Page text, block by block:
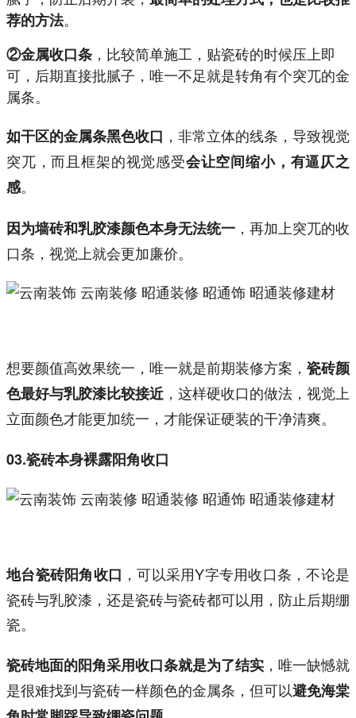
荐的方法。
②金属收口条 ，比较简单施工，贴瓷砖的时候压上即
可，后期直接批腻子，唯一不足就是转角有个突兀的金
属条。
如干区的金属条黑色收口 ，非常立体的线条，导致视觉
突兀，而且框架的视觉感受会让空间缩小，有逼仄之
感。
因为墙砖和乳胶漆颜色本身无法统一 ，再加上突兀的收
口条，视觉上就会更加廉价。
想要颜值高效果统一，唯一就是前期装修方案， 瓷砖颜
色最好与乳胶漆比较接近 ，这样硬收口的做法，视觉上
立面颜色才能更加统一，才能保证硬装的干净清爽。
03.瓷砖本身裸露阳角收口
地台瓷砖阳角收口 ，可以采用Y字专用收口条，不论是
瓷砖与乳胶漆，还是瓷砖与瓷砖都可以用，防止后期绷
瓷。
瓷砖地面的阳角采用收口条就是为了结实 ，唯一缺憾就
是很难找到与瓷砖一样颜色的金属条，但可以避免海棠